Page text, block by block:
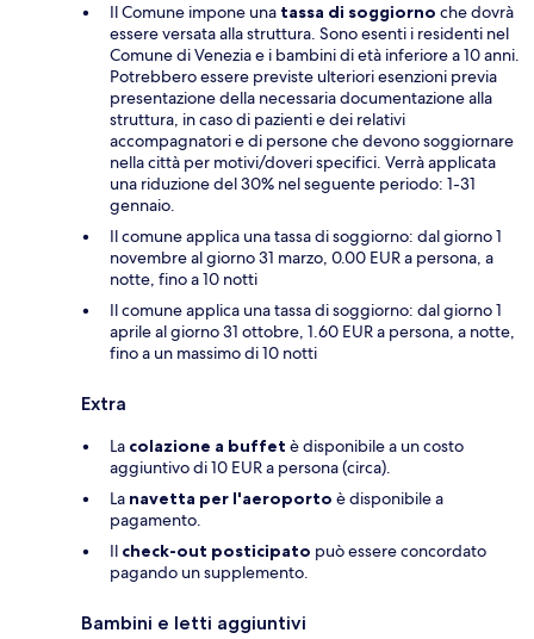
Il Comune impone una tassa di soggiorno che dovrà
essere versata alla struttura. Sono esenti i residenti nel
Comune di Venezia e i bambini di età inferiore a 10 anni.
Potrebbero essere previste ulteriori esenzioni previa
presentazione della necessaria documentazione alla
struttura, in caso di pazienti e dei relativi
accompagnatori e di persone che devono soggiornare
nella città per motivi/doveri specifici. Verrà applicata
una riduzione del 30% nel seguente periodo: 1-31
gennaio.
Il comune applica una tassa di soggiorno: dal giorno 1
novembre al giorno 31 marzo, 0.00 EUR a persona, a
notte, fino a 10 notti
Il comune applica una tassa di soggiorno: dal giorno 1
aprile al giorno 31 ottobre, 1.60 EUR a persona, a notte,
fino a un massimo di 10 notti
Extra
La colazione a buffet è disponibile a un costo
aggiuntivo di 10 EUR a persona (circa).
La navetta per l'aeroporto è disponibile a
pagamento.
Il check-out posticipato può essere concordato
pagando un supplemento.
Bambini e letti aggiuntivi